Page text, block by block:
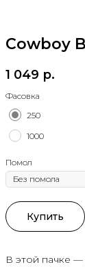
Cowboy
1 049 р.
Фасовка
250
1000
Помол
Купить
В этой пачке